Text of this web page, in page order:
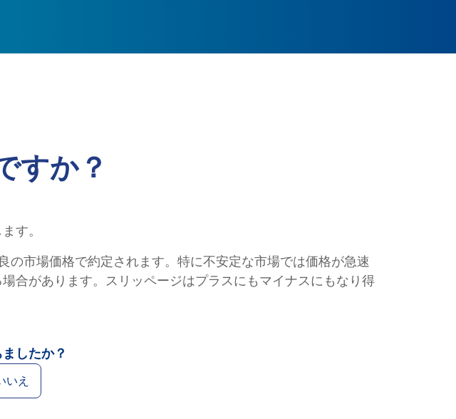
すか？
す。
市場価格で約定されます。特に不安定な市場では価格が急速
合があります。スリッページはプラスにもマイナスにもなり得
したか？
いえ